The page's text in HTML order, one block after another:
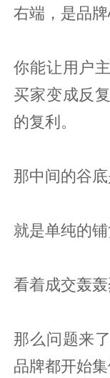
右端，是品牌
你能让用户
买家变成反
的复利。
那中间的谷
就是单纯的铺
看着成交轰轰
那么问题来
品牌都开始